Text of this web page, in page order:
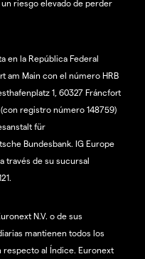
riesgo elevado de perder
en la República Federal
am Main con el número HRB
1, 60327 Fráncfort
registro número 148759)
für
Bundesbank. IG Europe
través de su sucursal
N.V. o de sus
mantienen todos los
al Índice. Euronext